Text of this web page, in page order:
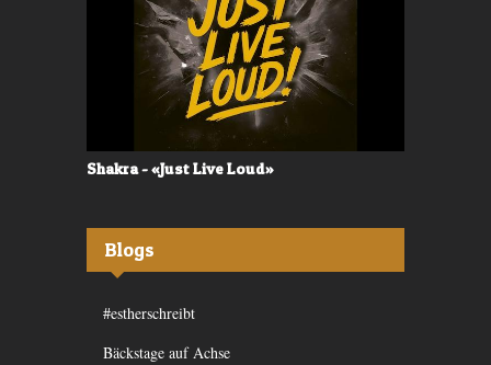
Shakra - «Just Live Loud»
Blogs
#estherschreibt
Bäckstage auf Achse